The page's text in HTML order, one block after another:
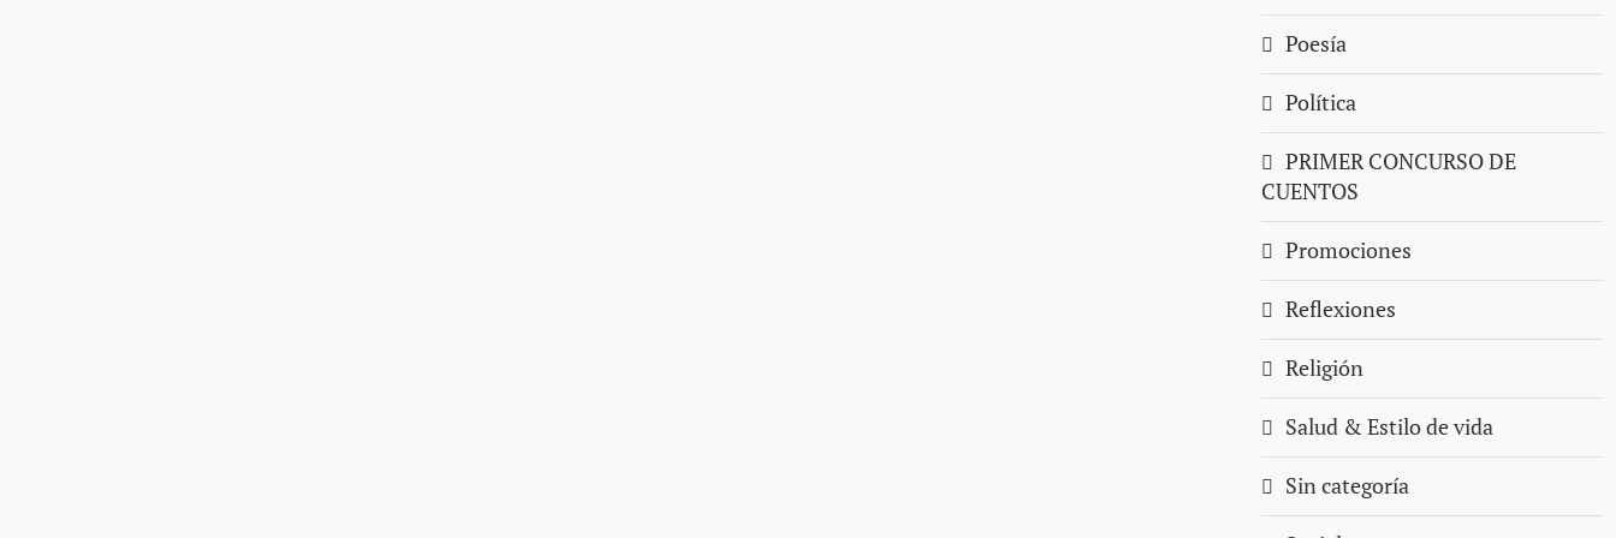
Poesía
Política
PRIMER CONCURSO DE
CUENTOS
Promociones
Reflexiones
Religión
Salud & Estilo de vida
Sin categoría